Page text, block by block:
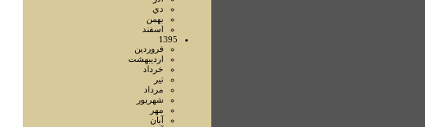
دي
بهمن
اسفند
1395
فروردين
ارديبهشت
خرداد
تير
مرداد
شهريور
مهر
آبان